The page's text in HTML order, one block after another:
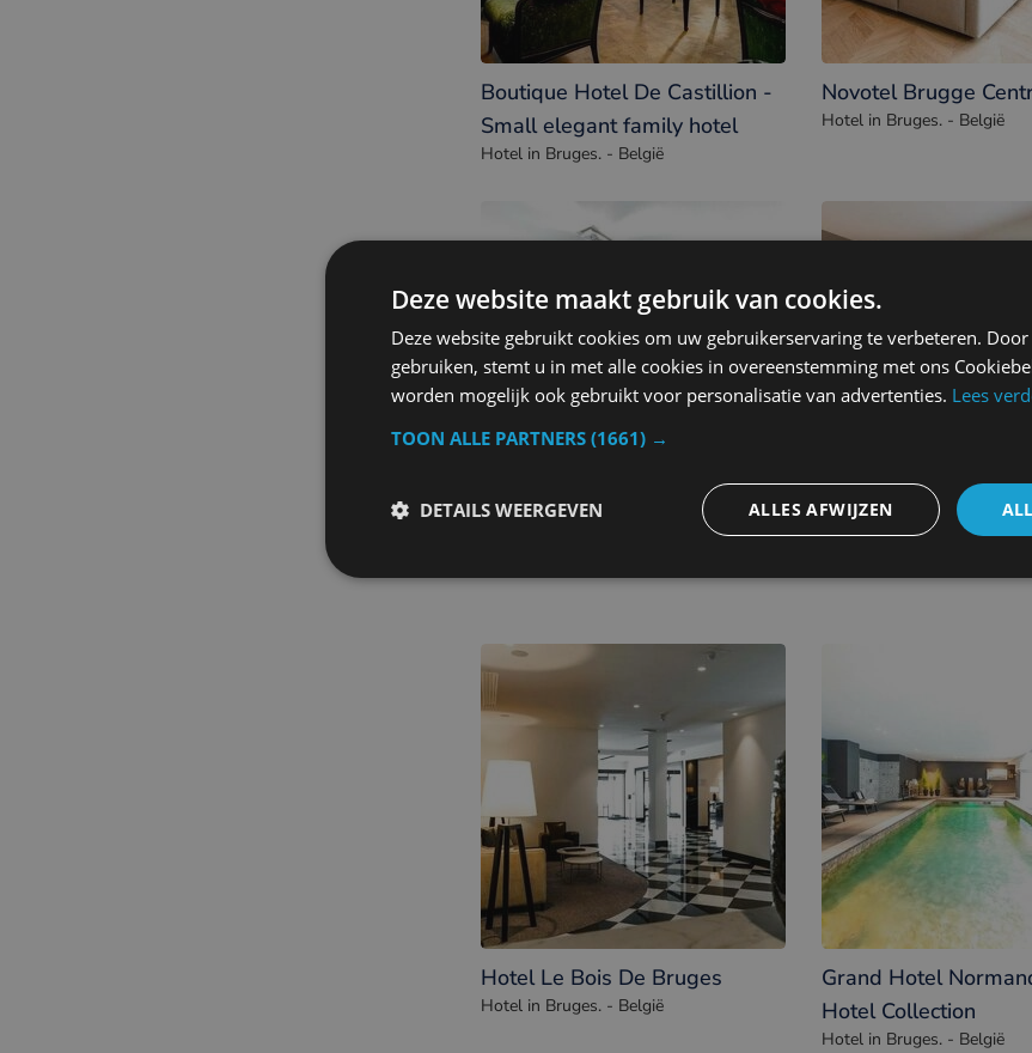
Boutique Hotel De Castillion -
Small elegant family hotel
Hotel in Bruges. - België
Novotel Brugge
Hotel in Bruges. - België
Rosenburg Hotel
Hotel Le Bois De Bruges
Hotel in Bruges. - België
Grand Hotel
Hotel Collection
Hotel in Bruges. - België
Deze website maakt gebruik van cookies.
Deze website gebruikt cookies om uw gebruikerservaring te verbeteren.
gebruiken, stemt u in met alle cookies in overeenstemming met ons
worden mogelijk ook gebruikt voor personalisatie van advertenties. Lees
TOON ALLE PARTNERS (1661) →
ALLES AFWIJZEN
DETAILS WEERGEVEN